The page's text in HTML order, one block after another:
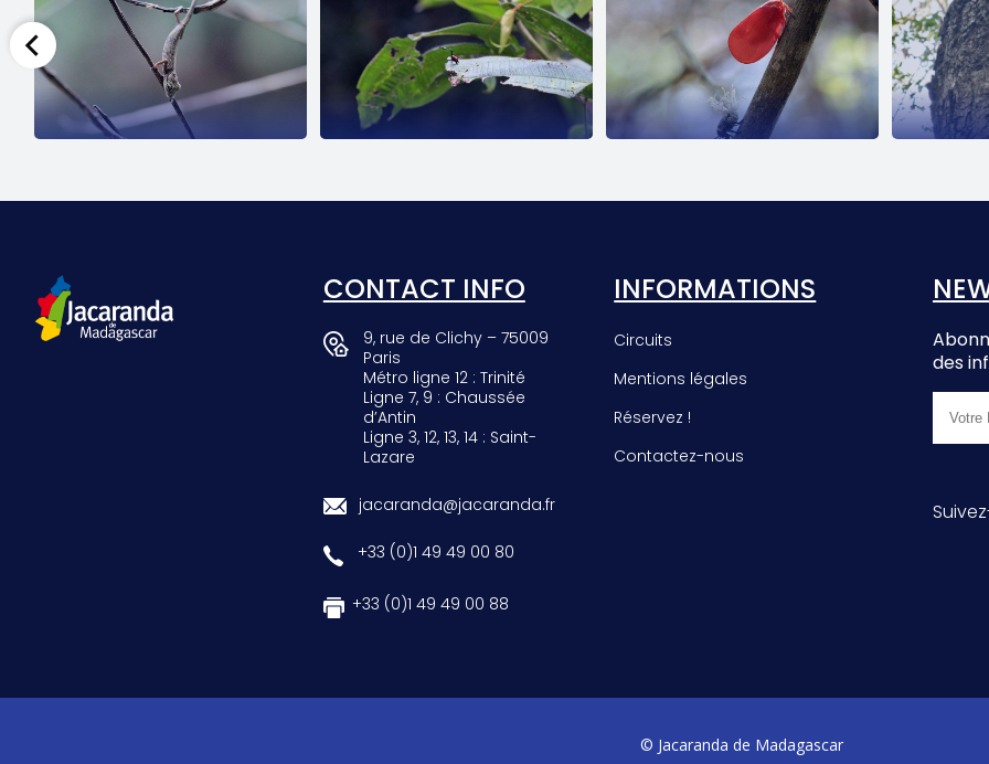
CONTACT INFO
9, rue de Clichy – 75009
Paris
Métro ligne 12 : Trinité
Ligne 7, 9 : Chaussée
d’Antin
Ligne 3, 12, 13, 14 : Saint-
Lazare
jacaranda@jacaranda.fr
+33 (0)1 49 49 00 80
+33 (0)1 49 49 00 88
INFORMATIONS
Circuits
Mentions légales
Réservez !
Contactez-nous
des
© Jacaranda de Madagascar